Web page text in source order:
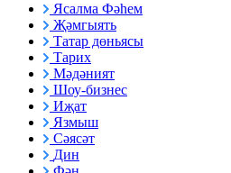
Ясалма Фәһем
Җәмгыять
Татар дөньясы
Тарих
Мәдәният
Шоу-бизнес
Иҗат
Язмыш
Сәясәт
Дин